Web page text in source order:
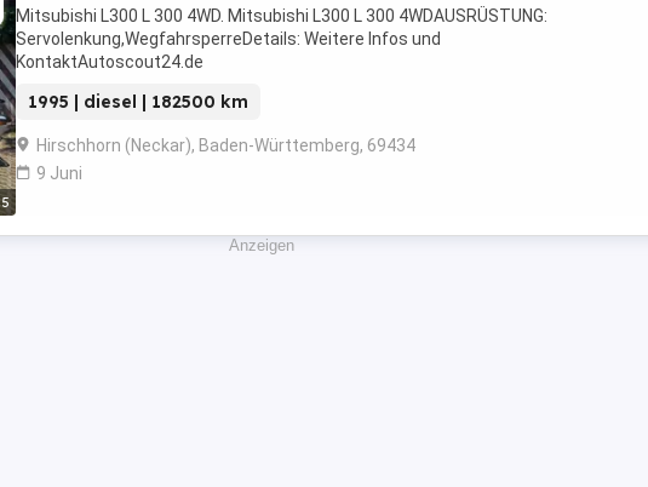
5
Mitsubishi L300 L 300 4WD. Mitsubishi L300 L 300 4WDAUSRÜSTUNG:
Servolenkung,WegfahrsperreDetails: Weitere Infos und
KontaktAutoscout24.de
1995 | diesel | 182500 km
Hirschhorn (Neckar), Baden-Württemberg, 69434
9 Juni
Anzeigen